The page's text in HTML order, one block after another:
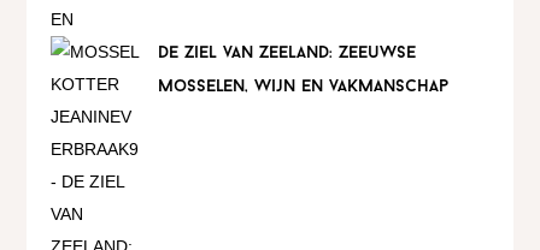
de ziel van zeeland: zeeuwse
mosselen, wijn en vakmanschap